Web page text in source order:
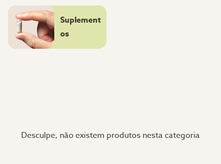
Suplement
os
Desculpe, não existem produtos nesta categoria